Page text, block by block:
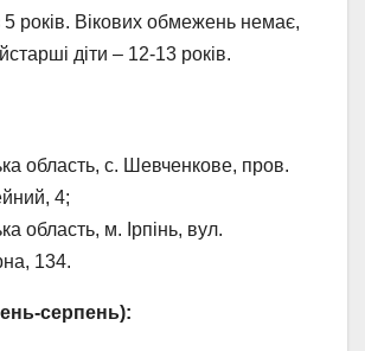
5 років. Вікових обмежень немає,
діти – 12-13 років.
область, с. Шевченкове, пров.
4;
область, м. Ірпінь, вул.
134.
серпень):